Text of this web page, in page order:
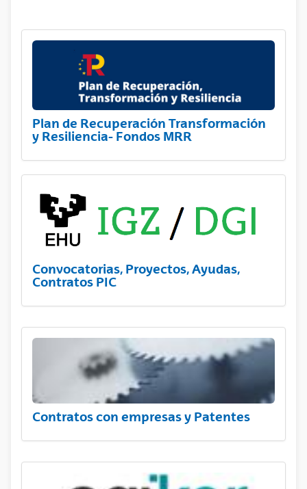
Plan de Recuperación Transformación
y Resiliencia- Fondos MRR
Convocatorias, Proyectos, Ayudas,
Contratos PIC
Contratos con empresas y Patentes